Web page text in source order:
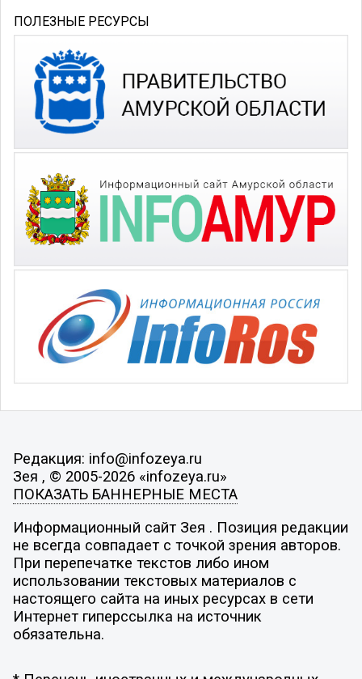
ПОЛЕЗНЫЕ РЕСУРСЫ
Редакция: info@infozeya.ru
Зея , © 2005-2026 «infozeya.ru»
ПОКАЗАТЬ БАННЕРНЫЕ МЕСТА
Информационный сайт Зея . Позиция редакции
не всегда совпадает с точкой зрения авторов.
При перепечатке текстов либо ином
использовании текстовых материалов с
настоящего сайта на иных ресурсах в сети
Интернет гиперссылка на источник
обязательна.